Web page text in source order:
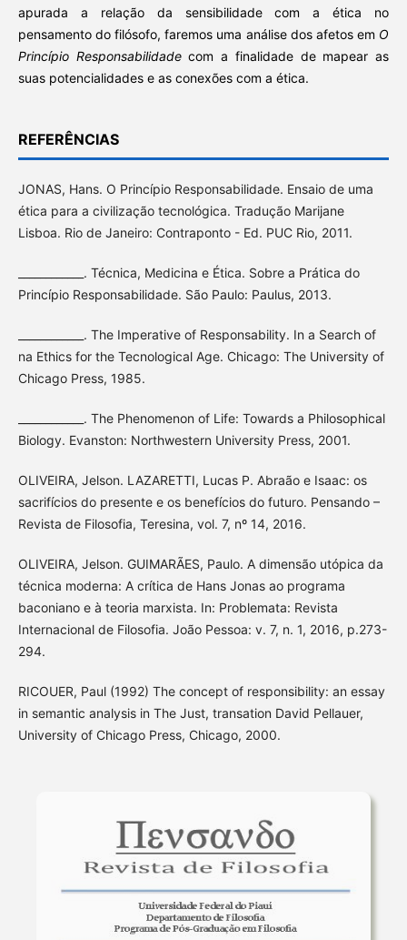
apurada a relação da sensibilidade com a ética no
pensamento do filósofo, faremos uma análise dos afetos em O
Princípio Responsabilidadecom a finalidade de mapear as
suas potencialidades e as conexões com a ética.
REFERÊNCIAS
JONAS, Hans. O Princípio Responsabilidade. Ensaio de uma
ética para a civilização tecnológica. Tradução Marijane
Lisboa. Rio de Janeiro: Contraponto - Ed. PUC Rio, 2011.
____________. Técnica, Medicina e Ética. Sobre a Prática do
Princípio Responsabilidade. São Paulo: Paulus, 2013.
____________. The Imperative of Responsability. In a Search of
na Ethics for the Tecnological Age. Chicago: The University of
Chicago Press, 1985.
____________. The Phenomenon of Life: Towards a Philosophical
Biology. Evanston: Northwestern University Press, 2001.
OLIVEIRA, Jelson. LAZARETTI, Lucas P. Abraão e Isaac: os
sacrifícios do presente e os benefícios do futuro. Pensando –
Revista de Filosofia, Teresina, vol. 7, nº 14, 2016.
OLIVEIRA, Jelson. GUIMARÃES, Paulo. A dimensão utópica da
técnica moderna: A crítica de Hans Jonas ao programa
baconiano e à teoria marxista. In: Problemata: Revista
Internacional de Filosofia. João Pessoa: v. 7, n. 1, 2016, p.273-
294.
RICOUER, Paul (1992) The concept of responsibility: an essay
in semantic analysis in The Just, transation David Pellauer,
University of Chicago Press, Chicago, 2000.